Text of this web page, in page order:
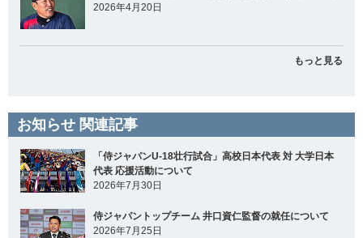
2026年4月20日
もっと見る
お知らせ 関連記事
「侍ジャパンU-18壮行試合」高校日本代表 対 大学日本
代表 応援活動について
2026年7月30日
侍ジャパントップチーム 井口資仁監督の就任について
2026年7月25日